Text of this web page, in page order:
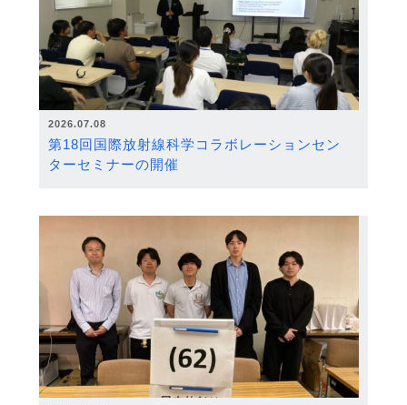
2026.07.08
第18回国際放射線科学コラボレーションセン
ターセミナーの開催